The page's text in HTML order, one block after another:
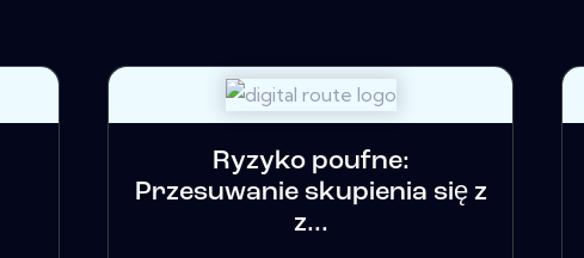
Ryzyko poufne:
Przesuwanie skupienia się z
z...